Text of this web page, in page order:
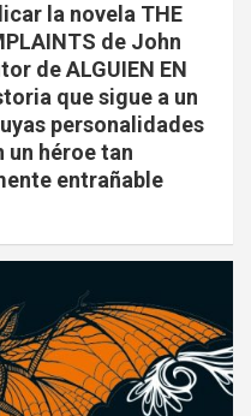
la novela THE
de John
de ALGUIEN EN
que sigue a un
personalidades
un héroe tan
entrañable